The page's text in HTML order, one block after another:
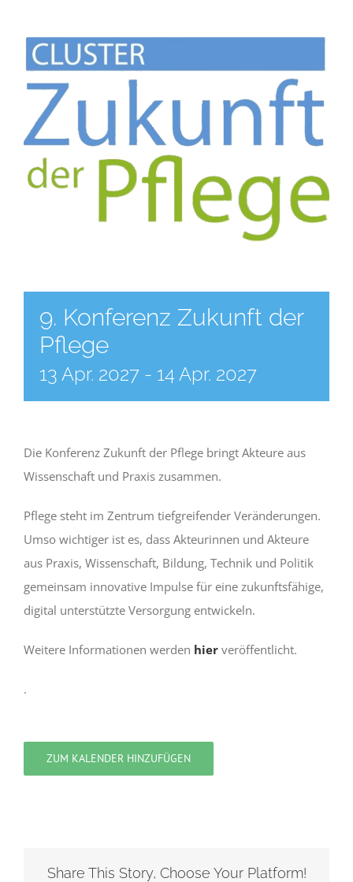
9. Konferenz Zukunft der
Pflege
13 Apr. 2027 - 14 Apr. 2027
Die Konferenz Zukunft der Pflege bringt Akteure aus
Wissenschaft und Praxis zusammen.
Pflege steht im Zentrum tiefgreifender Veränderungen.
Umso wichtiger ist es, dass Akteurinnen und Akteure
aus Praxis, Wissenschaft, Bildung, Technik und Politik
gemeinsam innovative Impulse für eine zukunftsfähige,
digital unterstützte Versorgung entwickeln.
Weitere Informationen werden hier veröffentlicht.
.
ZUM KALENDER HINZUFÜGEN
Share This Story, Choose Your Platform!